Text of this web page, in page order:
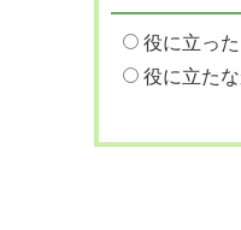
役に立った
役に立た